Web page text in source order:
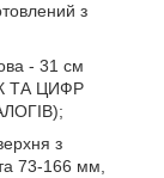
з
- 31 см
ТА ЦИФР
з
73-166 мм,